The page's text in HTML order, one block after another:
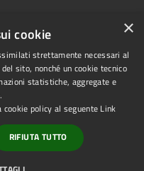
×
cookie
strettamente necessari al
sito, nonché un cookie tecnico
statistiche, aggregate e
policy al seguente Link
RIFIUTA TUTTO